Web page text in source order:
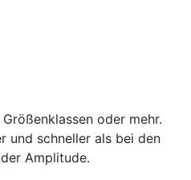
oder mehr.
und schneller als bei den
Amplitude.